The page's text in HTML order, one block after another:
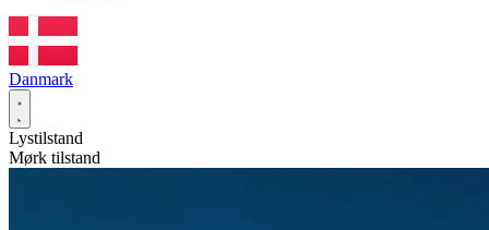
Danmark
Lystilstand
Mørk tilstand